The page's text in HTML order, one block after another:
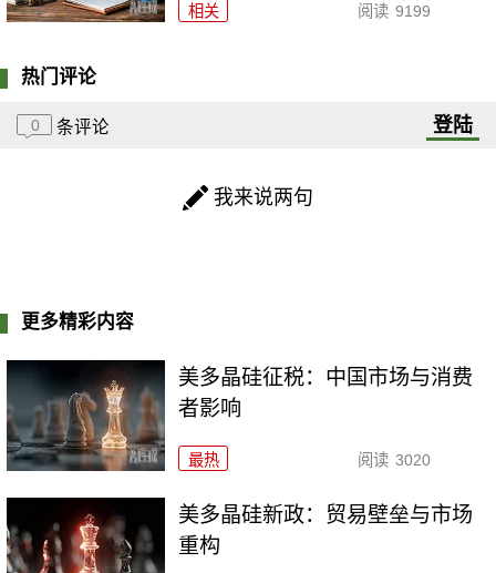
相关 阅读 9199
热门评论
0 条评论 登陆
我来说两句
更多精彩内容
美多晶硅征税：中国市场与消费
者影响
最热 阅读 3020
美多晶硅新政：贸易壁垒与市场
重构